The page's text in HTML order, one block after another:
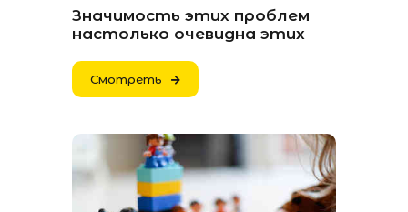
Значимость этих проблем
настолько очевидна этих
Смотреть